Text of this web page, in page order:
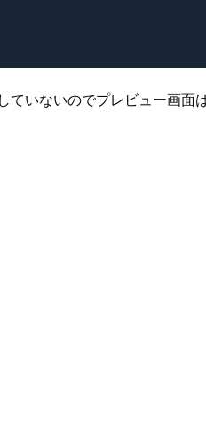
いないのでプレビュー画面